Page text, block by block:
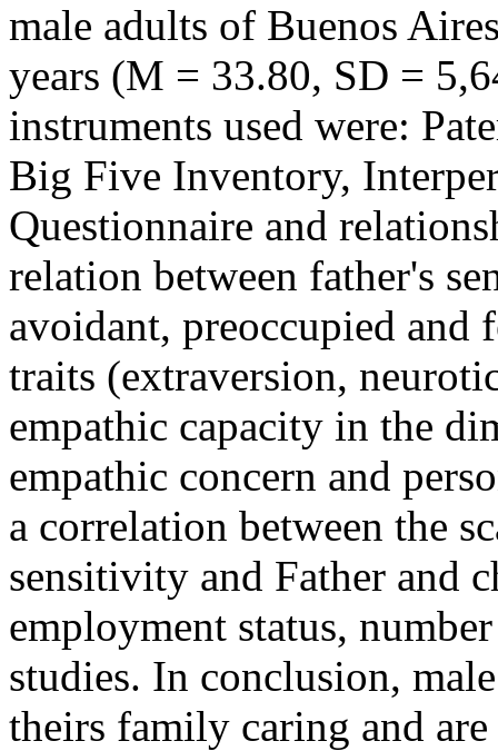
male adults of Buenos
years (M = 33.80, SD =
instruments used were:
Big Five Inventory,
Questionnaire and
relation between father's
avoidant, preoccupied and
traits (extraversion,
empathic capacity in the
empathic concern and
a correlation between the
sensitivity and Father and
employment status,
studies. In conclusion,
theirs family caring and